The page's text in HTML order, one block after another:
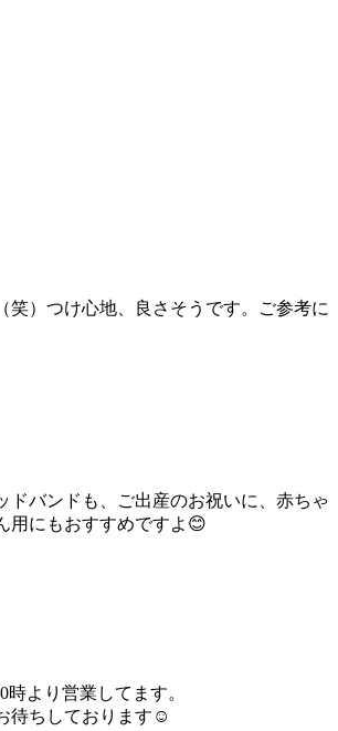
笑）つけ心地、良さそうです。ご参考に
ドバンドも、ご出産のお祝いに、赤ちゃ
用にもおすすめですよ😊
時より営業してます。
待ちしております☺️